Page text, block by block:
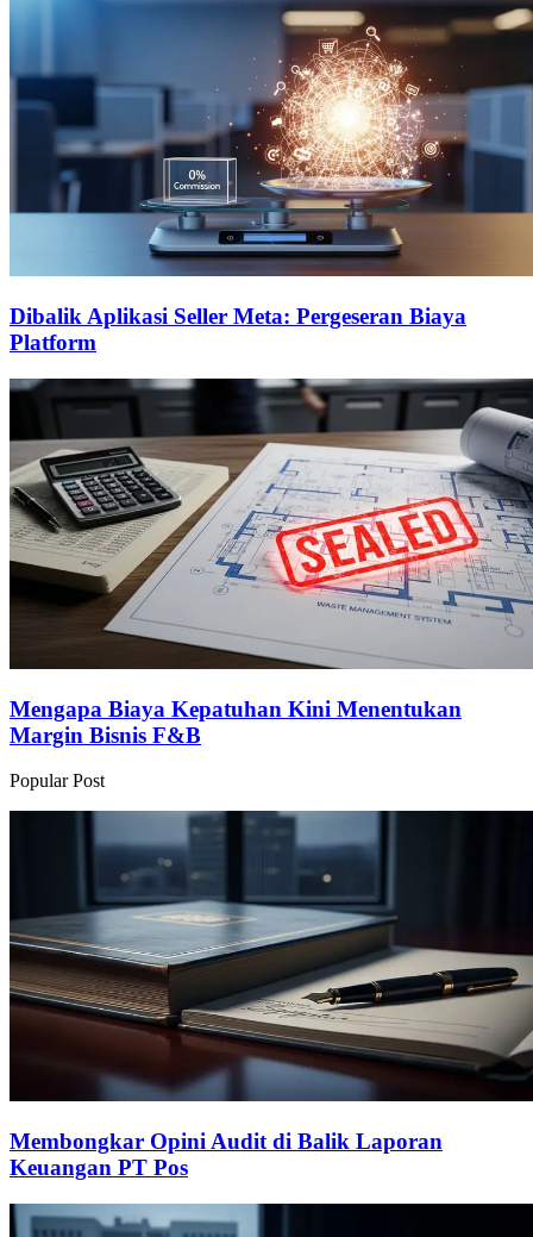
Dibalik Aplikasi Seller Meta: Pergeseran Biaya
Platform
Mengapa Biaya Kepatuhan Kini Menentukan
Margin Bisnis F&B
Popular Post
Membongkar Opini Audit di Balik Laporan
Keuangan PT Pos